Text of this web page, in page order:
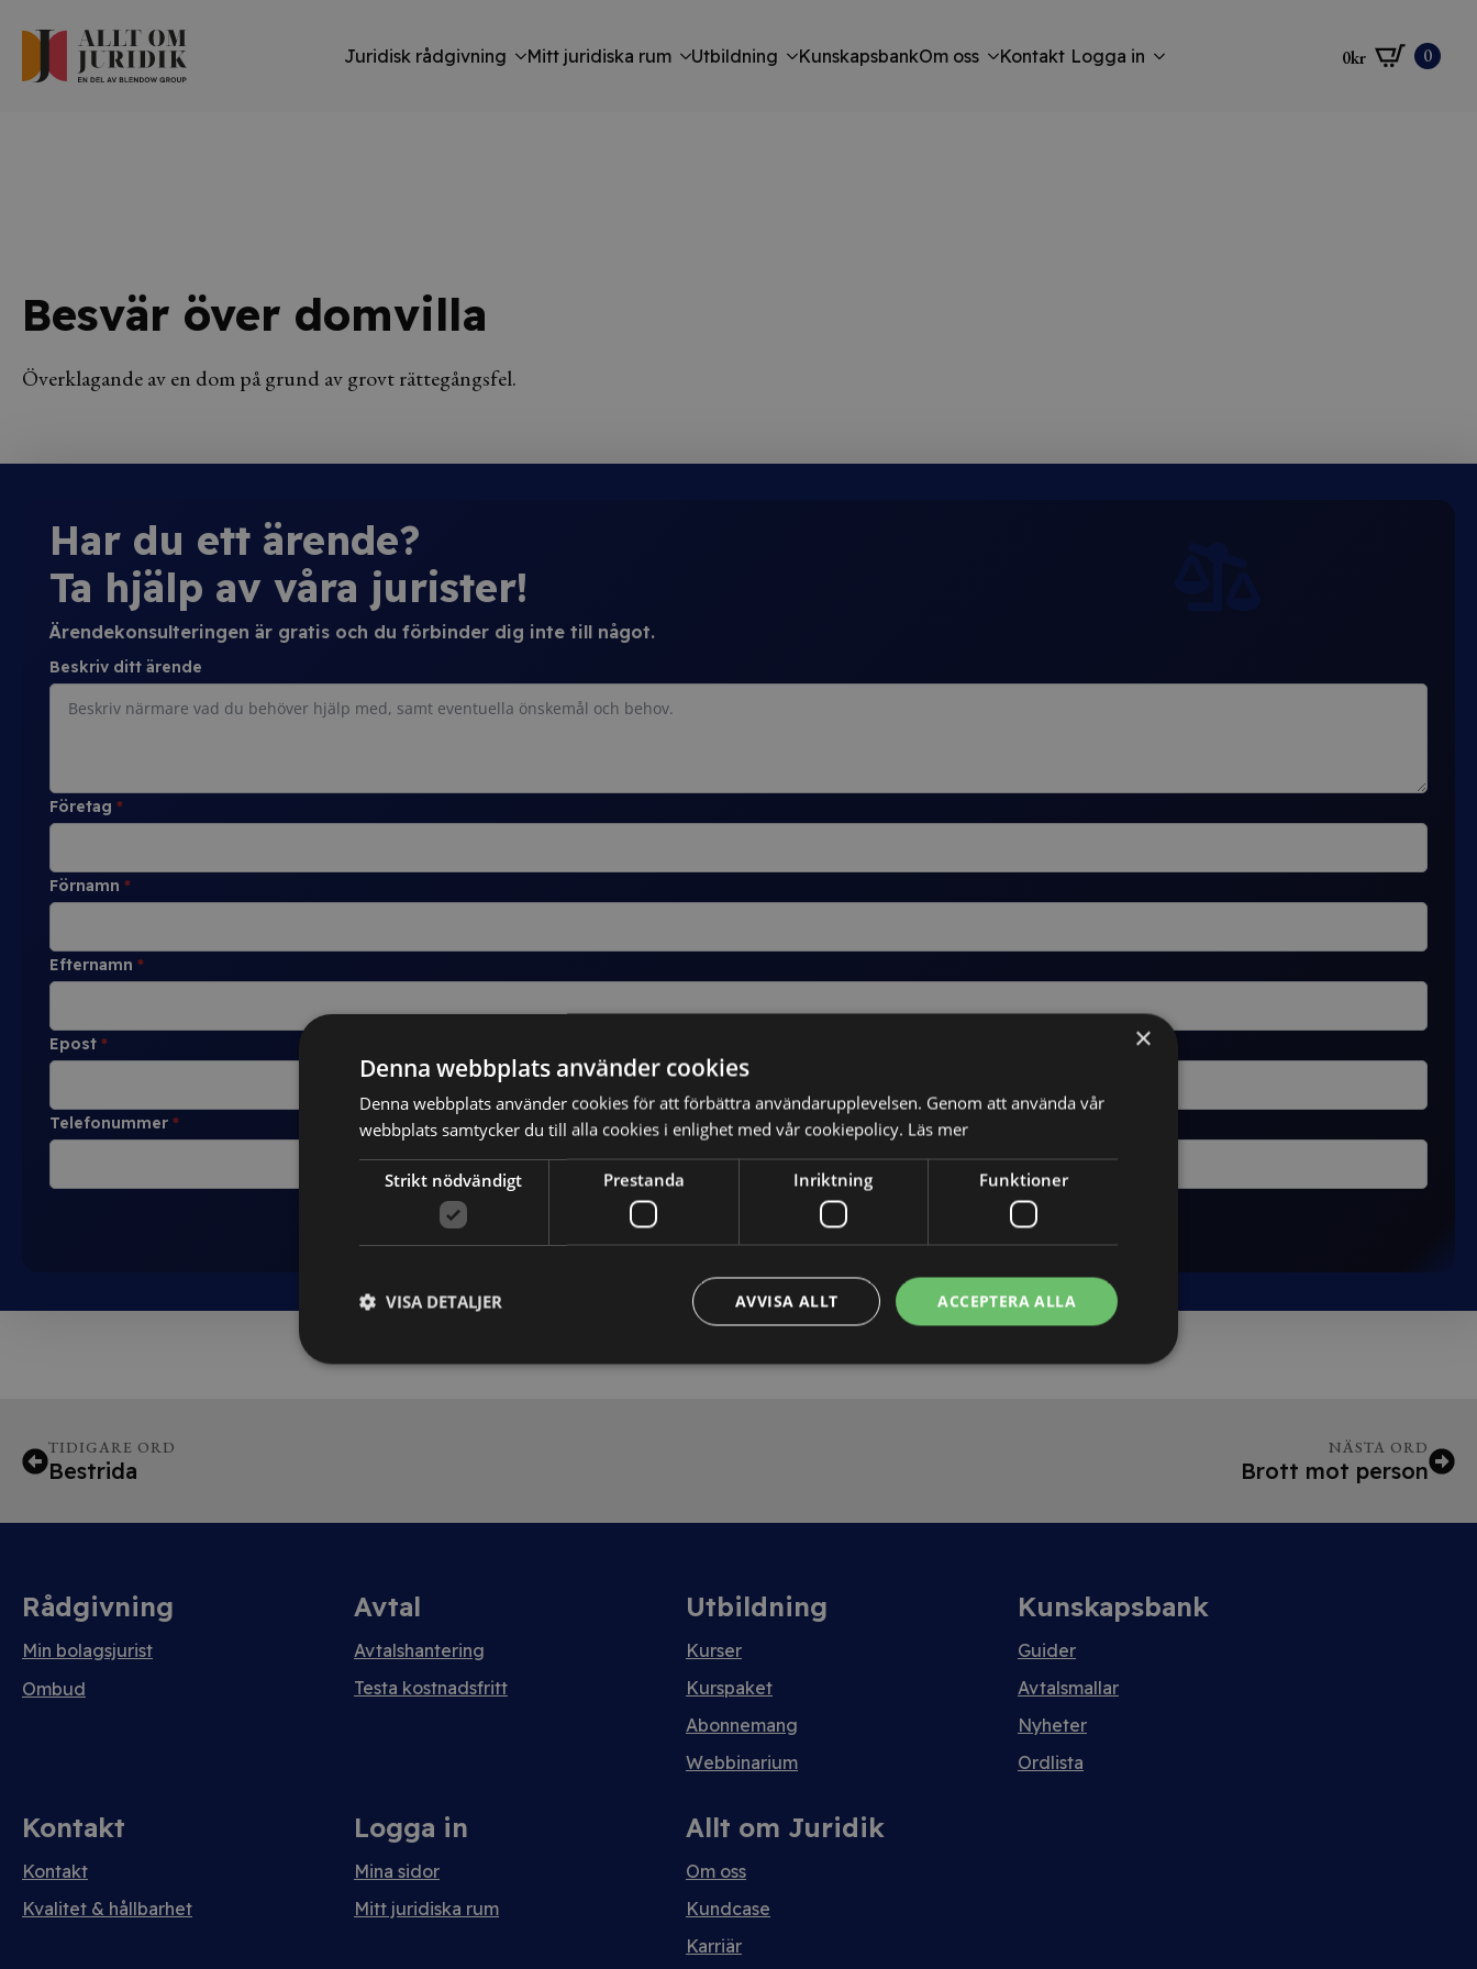
Juridisk rådgivning Mitt juridiska rum Utbildning KunskapsbankOm oss Kontakt Logga in 0kr 0
Besvär över domvilla
Överklagande av en dom på grund av grovt rättegångsfel.
Har du ett ärende?
Ta hjälp av våra jurister!
Ärendekonsulteringen är gratis och du förbinder dig inte till något.
Beskriv ditt ärende
Företag *
Förnamn *
Efternamn *
Epost *
Telefonummer *
TIDIGARE ORD
Bestrida
NÄSTA ORD
Brott mot person
Rådgivning
Min bolagsjurist
Ombud
Avtal
Avtalshantering
Testa kostnadsfritt
Utbildning
Kurser
Kurspaket
Abonnemang
Webbinarium
Kunskapsbank
Guider
Avtalsmallar
Nyheter
Ordlista
Kontakt
Kontakt
Kvalitet & hållbarhet
Logga in
Mina sidor
Mitt juridiska rum
Allt om Juridik
Om oss
Kundcase
Karriär
×
Denna webbplats använder cookies
Denna webbplats använder cookies för att förbättra användarupplevelsen. Genom att använda vår
webbplats samtycker du till alla cookies i enlighet med vår cookiepolicy. Läs mer
Strikt nödvändigt Prestanda Inriktning Funktioner
ACCEPTERA ALLA
AVVISA ALLT
VISA DETALJER